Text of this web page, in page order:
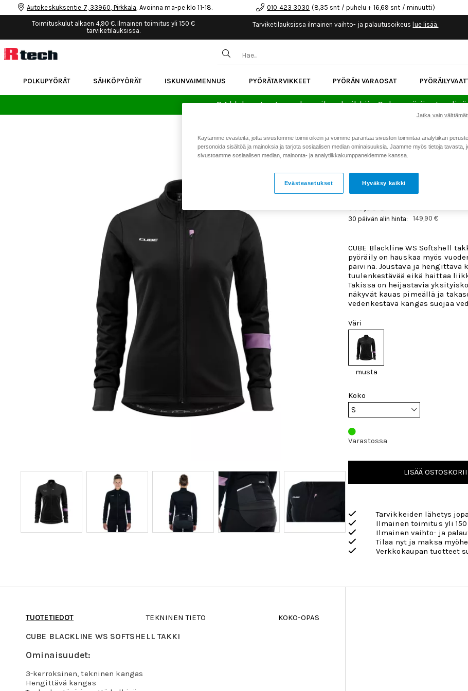
Autokeskuksentie 7, 33960, Pirkkala. Avoinna ma-pe klo 11-18. 010 423 3030 (8,35 snt / puhelu + 16,69 snt / minuutti)
Toimituskulut alkaen 4,90 €. Ilmainen toimitus yli 150 €
tarviketilauksissa.
Tarviketilauksissa ilmainen vaihto- ja palautusoikeus lue lisää.
POLKUPYÖRÄT SÄHKÖPYÖRÄT ISKUNVAIMENNUS PYÖRÄTARVIKKEET PYÖRÄN VARAOSAT
24 kk korotonta maksuaikaa kaikkiin Cube-pyöriin.Lue
Koti > Kaikki tuotteet > CUBE
CUBE BLACKLINE WS
149,90 €
30 päivän alin hinta: 149,90 €
CUBE Blackline WS Softshell
pyöräily on hauskaa myös
päivinä. Joustava ja hengittävä
tuulenkestävää eikä haittaa
Takissa on heijastavia
näkyvät kauas pimeällä ja
vedenkestävä kangas suojaa
Väri
musta
Koko
Varastossa
LISÄÄ
Tarvikkeiden lähetys
Ilmainen toimitus yli
Ilmainen vaihto- ja
Tilaa nyt ja maksa
Verkkokaupan tuotteet
TUOTETIEDOT TEKNINEN TIETO KOKO-OPAS
CUBE BLACKLINE WS SOFTSHELL TAKKI
Ominaisuudet:
3-kerroksinen, tekninen kangas
Hengittävä kangas
Käytämme evästeitä, jotta sivustomme toimii oikein ja voimme parantaa sivuston toimintaa analytiikan
personoida sisältöä ja mainoksia ja tarjota sosiaalisen median ominaisuuksia. Jaamme myös tietoja tavasta,
sivustoamme sosiaalisen median, mainonta- ja analytiikkakumppaneidemme kanssa.
Hyväksy kaikki
Evästeasetukset
Jatka vain